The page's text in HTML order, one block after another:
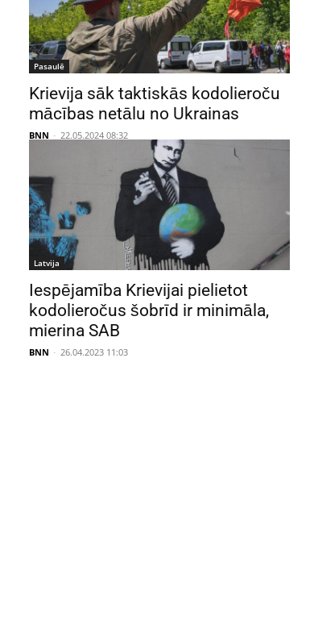
Pasaulē
Krievija sāk taktiskās kodolieroču
mācības netālu no Ukrainas
BNN - 22.05.2024 08:32
Latvija
Iespējamība Krievijai pielietot
kodolieročus šobrīd ir minimāla,
mierina SAB
BNN - 26.04.2023 11:03